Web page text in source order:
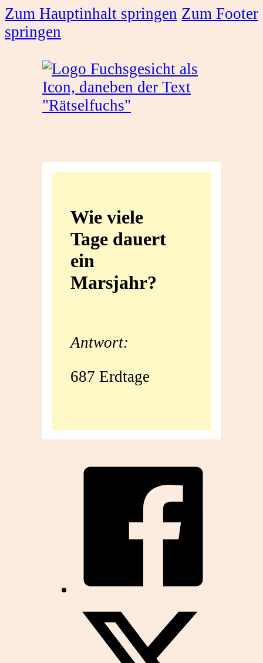
Zum Hauptinhalt springen Zum Footer
springen
dauert
Wie viele
Tage dauert
ein
Marsjahr?
Antwort:
687 Erdtage